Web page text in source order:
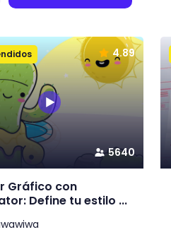
5640
4.89
Gráfico con
Define tu estilo ...